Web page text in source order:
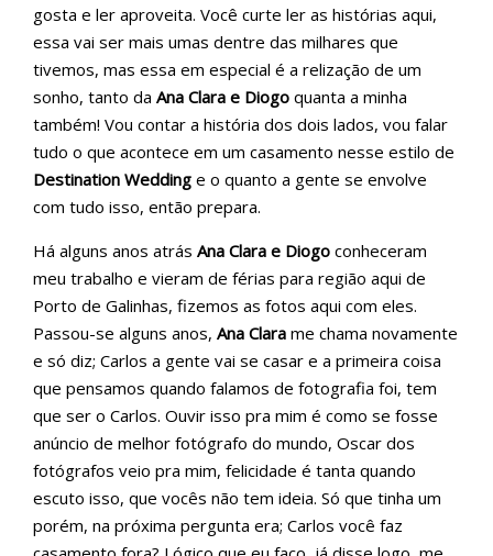
gosta e ler aproveita. Você curte ler as histórias aqui,
essa vai ser mais umas dentre das milhares que
tivemos, mas essa em especial é a relização de um
sonho, tanto da Ana Clara e Diogo quanta a minha
também! Vou contar a história dos dois lados, vou falar
tudo o que acontece em um casamento nesse estilo de
Destination Wedding e o quanto a gente se envolve
com tudo isso, então prepara.
Há alguns anos atrás Ana Clara e Diogo conheceram
meu trabalho e vieram de férias para região aqui de
Porto de Galinhas, fizemos as fotos aqui com eles.
Passou-se alguns anos, Ana Clara me chama novamente
e só diz; Carlos a gente vai se casar e a primeira coisa
que pensamos quando falamos de fotografia foi, tem
que ser o Carlos. Ouvir isso pra mim é como se fosse
anúncio de melhor fotógrafo do mundo, Oscar dos
fotógrafos veio pra mim, felicidade é tanta quando
escuto isso, que vocês não tem ideia. Só que tinha um
porém, na próxima pergunta era; Carlos você faz